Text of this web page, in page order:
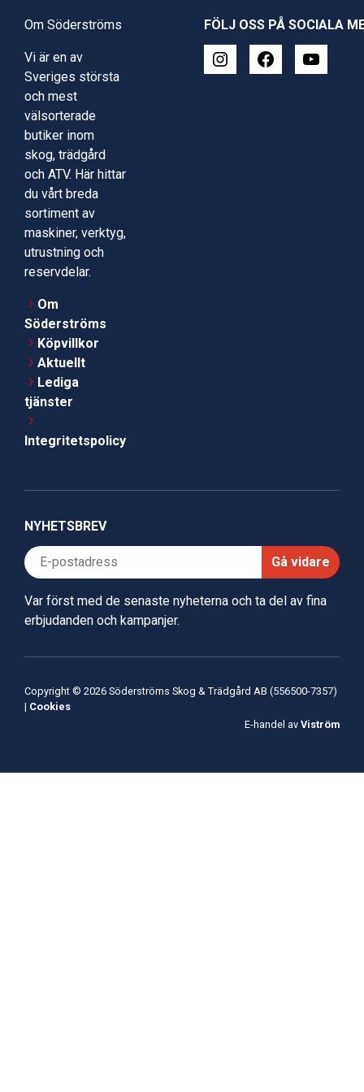
Om Söderströms
Vi är en av
Sveriges största
och mest
välsorterade
butiker inom
skog, trädgård
och ATV. Här hittar
du vårt breda
sortiment av
maskiner, verktyg,
utrustning och
reservdelar.
Om
Söderströms
Köpvillkor
Aktuellt
Lediga
tjänster
Integritetspolicy
FÖLJ OSS PÅ SOCIALA
NYHETSBREV
Gå vidare
Var först med de senaste nyheterna och ta del av fina
erbjudanden och kampanjer.
Copyright © 2026 Söderströms Skog & Trädgård AB (556500-7357)
| Cookies
E-handel av Viström